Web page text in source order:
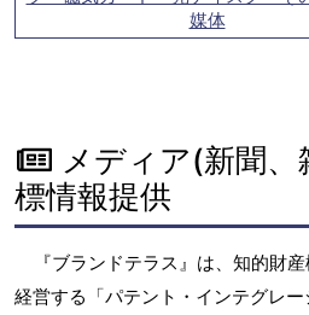
媒体
メディア(新聞
標情報提供
『ブランドテラス』は、知的財
経営する「パテント・インテグレ